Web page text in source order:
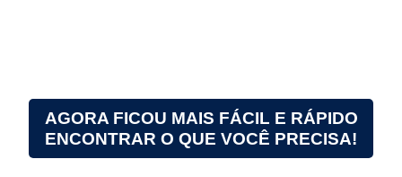
AGORA FICOU MAIS FÁCIL E RÁPIDO
ENCONTRAR O QUE VOCÊ PRECISA!